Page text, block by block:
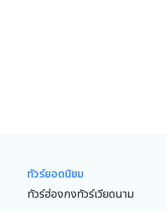
ทัวร์ยอดนิยม
ทัวร์ฮ่องกงทัวร์เวียดนาม